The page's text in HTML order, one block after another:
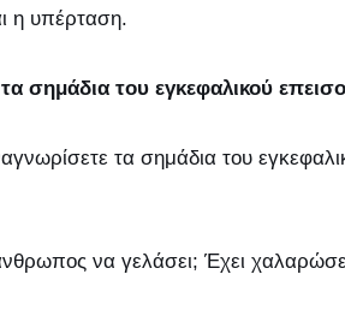
η υπέρταση.
σημάδια του εγκεφαλικού
τα σημάδια του
να γελάσει; Έχει